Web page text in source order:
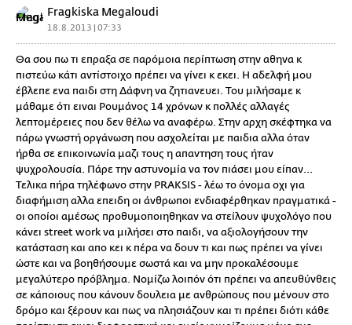
Fragkiska Megaloudi
18.8.2013 | 07:33
Θα σου πω τι επραξα σε παρόμοια περίπτωση στην αθηνα κ
πιστεύω κάτι αντίστοιχο πρέπει να γίνει κ εκει. Η αδελφή μου
έβλεπε ενα παιδι στη Δάφνη να ζητιανευει. Του μιλήσαμε κ
μάθαμε ότι ειναι Ρουμάνος 14 χρόνων κ πολλές αλλαγές
λεπτομέρειες που δεν θέλω να αναφέρω. Στην αρχη σκέφτηκα να
πάρω γνωστή οργάνωση που ασχολείται με παιδια αλλα όταν
ήρθα σε επικοινωνία μαζι τους η απαντηση τους ήταν
ψυχρολουσία. Πάρε την αστυνομία να τον πιάσει μου είπαν...
Τελικα πήρα τηλέφωνο στην PRAKSIS - λέω το όνομα οχι για
διαφήμιση αλλα επειδη οι άνθρωποι ενδιαφέρθηκαν πραγματικά -
οι οποίοι αμέσως προθυμοποιηθηκαν να στείλουν ψυχολόγο που
κάνει street work να μιλήσει στο παιδι, να αξιολογήσουν την
κατάσταση και απο κει κ πέρα να δουν τι και πως πρέπει να γίνει
ώστε και να βοηθήσουμε σωστά και να μην προκαλέσουμε
μεγαλύτερο πρόβλημα. Νομίζω λοιπόν ότι πρέπει να απευθύνθεις
σε κάποιους που κάνουν δουλεια με ανθρώπους που μένουν στο
δρόμο και ξέρουν και πως να πλησιάζουν και τι πρέπει διότι κάθε